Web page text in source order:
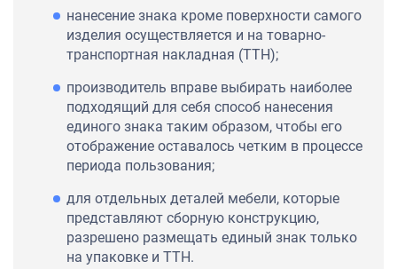
нанесение знака кроме поверхности самого
изделия осуществляется и на товарно-
транспортная накладная (ТТН);
производитель вправе выбирать наиболее
подходящий для себя способ нанесения
единого знака таким образом, чтобы его
отображение оставалось четким в процессе
периода пользования;
для отдельных деталей мебели, которые
представляют сборную конструкцию,
разрешено размещать единый знак только
на упаковке и ТТН.